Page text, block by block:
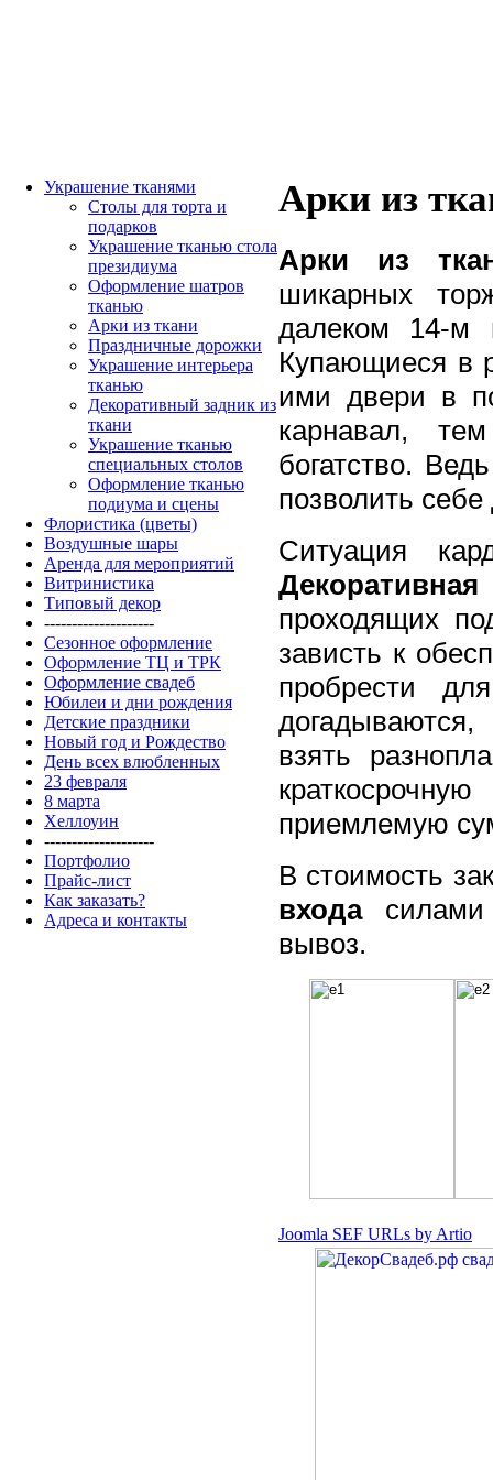
Украшение тканями
Столы для торта и
подарков
Украшение тканью стола
президиума
Оформление шатров
тканью
Арки из ткани
Праздничные дорожки
Украшение интерьера
тканью
Декоративный задник из
ткани
Украшение тканью
специальных столов
Оформление тканью
подиума и сцены
Флористика (цветы)
Воздушные шары
Аренда для мероприятий
Витринистика
Типовый декор
--------------------
Сезонное оформление
Оформление ТЦ и ТРК
Оформление свадеб
Юбилеи и дни рождения
Детские праздники
Новый год и Рождество
День всех влюбленных
23 февраля
8 марта
Хеллоуин
--------------------
Портфолио
Прайс-лист
Как заказать?
Адреса и контакты
Арки из
Арки из
шикарных
далеком 14-м
Купающиеся в
ими двери в
карнавал,
богатство.
позволить
Ситуация
проходящих
зависть к
пробрести
взять
приемлемую
В стоимость
входасилами
вывоз.
Joomla SEF URLs by Artio